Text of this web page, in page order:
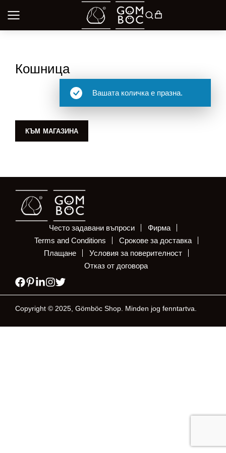
Кошница
Вашата количка е празна.
КЪМ МАГАЗИНА
Често задавани въпроси
Фирма
Terms and Conditions
Срокове за доставка
Плащане
Условия за поверителност
Отказ от договора
Copyright © 2025, Gömböc Shop. Minden jog fenntartva.